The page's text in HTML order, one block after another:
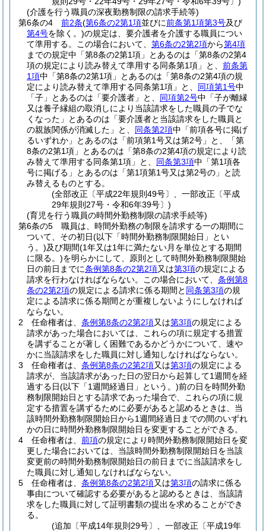
(介護を行う職員の深夜勤務制限の請求手続等)
第6条の4
前2条(第6条の2第1項並びに前条第1項第3号及び
第4号を除く。)の規定は、要介護者を介護する職員につい
て準用する。
この場合において、 第6条の2第2項から第4項
までの規定中「第8条の2第1項」とあるのは「第8条の2第4
項の規定により読み替えて準用する同条第1項」と、 前条第
1項中「第8条の2第1項」とあるのは「第8条の2第4項の規
定により読み替えて準用する同条第1項」と、 同項第1号中
「子」とあるのは「要介護者」と、 同項第2号中「子が離縁
又は養子縁組の取消しにより当該請求をした職員の子でな
くなった」とあるのは「要介護者と当該請求をした職員と
の親族関係が消滅した」と、 同条第2項中「前項各号に掲げ
るいずれか」とあるのは「前項第1号又は第2号」と、「第
8条の2第1項」とあるのは「第8条の2第4項の規定により読
み替えて準用する同条第1項」と、 同条第3項中「第1項各
号に掲げる」とあるのは「第1項第1号又は第2号の」と読
み替えるものとする。
(全部改正〔平成22年規則49号〕、一部改正〔平成
29年規則27号・令和6年39号〕)
(育児を行う職員の時間外勤務制限の請求手続等)
第6条の5
職員は、時間外勤務の制限を請求する一の期間に
ついて、その初日(以下「時間外勤務制限開始日」とい
う。)及び期間(1年又は1年に満たない月を単位とする期間
に限る。)を明らかにして、原則として時間外勤務制限開始
日の前日までに条例第8条の2第2項又は第3項の規定による
請求を行わなければならない。
この場合において、 条例第8
条の2第2項の規定による請求に係る期間と 同条第3項の規
定による請求に係る期間とが重複しないようにしなければ
ならない。
2
任命権者は、 条例第8条の2第2項又は第3項の規定による
請求があった場合においては、これらの項に規定する措置
を講ずることが著しく困難であるかどうかについて、速や
かに当該請求をした職員に対し通知しなければならない。
3
任命権者は、 条例第8条の2第2項又は第3項の規定による
請求が、当該請求があった日の翌日から起算して1週間を経
過する日(以下「1週間経過日」という。)前の日を時間外勤
務制限開始日とする請求であった場合で、これらの項に規
定する措置を講ずるために必要があると認めるときは、当
該時間外勤務制限開始日から1週間経過日までの間のいずれ
かの日に時間外勤務制限開始日を変更することができる。
4
任命権者は、 前項の規定により時間外勤務制限開始日を変
更した場合においては、当該時間外勤務制限開始日を当該
変更前の時間外勤務制限開始日の前日までに当該請求をし
た職員に対し通知しなければならない。
5
任命権者は、 条例第8条の2第2項又は第3項の請求に係る
事由について確認する必要があると認めるときは、当該請
求をした職員に対して証明書類の提出を求めることができ
る。
(追加〔平成14年規則29号〕、一部改正〔平成19年